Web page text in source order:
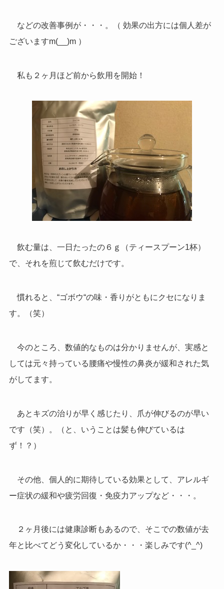
などの改善事例が・・・。（ 効果の出方には個人差が
ございますm(__)m ）
私も２ヶ月ほど前から飲用を開始！
飲む量は、一日たったの６ｇ（ティースプーン1杯）
で、それを煎じて飲むだけです。
慣れると、“ゴボウ“の味・香りがともにクセになりま
す。（笑）
今のところ、数値的なものは分かりませんが、実感と
しては元々持っている腰痛や慢性の鼻炎が緩和された気
がしてます。
あとキズの治りが早く感じたり、爪が伸びるのが早い
です（笑）。（と、いうことは髪も伸びているは
ず！？）
その他、個人的に期待している効果として、アレルギ
ー症状の緩和や疲労回復・免疫力アップなど・・・。
２ヶ月後には健康診断もあるので、そこでの数値が去
年と比べてどう変化しているか・・・楽しみです(^_^)